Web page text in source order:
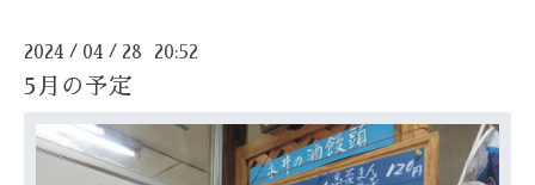
2024 / 04 / 28 20:52
5月の予定